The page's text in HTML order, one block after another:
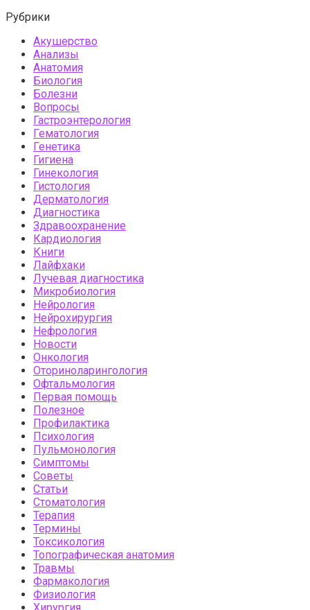
Рубрики
Акушерство
Анализы
Анатомия
Биология
Болезни
Вопросы
Гастроэнтерология
Гематология
Генетика
Гигиена
Гинекология
Гистология
Дерматология
Диагностика
Здравоохранение
Кардиология
Книги
Лайфхаки
Лучевая диагностика
Микробиология
Нейрология
Нейрохирургия
Нефрология
Новости
Онкология
Оториноларингология
Офтальмология
Первая помощь
Полезное
Профилактика
Психология
Пульмонология
Симптомы
Советы
Статьи
Стоматология
Терапия
Термины
Токсикология
Топографическая анатомия
Травмы
Фармакология
Физиология